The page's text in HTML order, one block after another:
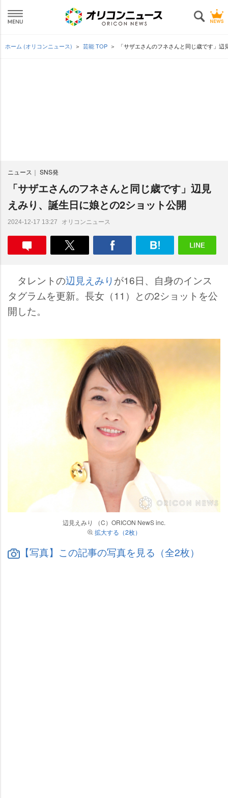
ホーム (オリコンニュース) 芸能 TOP 「サザエさんのフネさんと同じ歳です」
ニュース SNS発
「サザエさんのフネさんと同じ歳です」辺見
えみり、誕生日に娘との2ショット公開
2024-12-17 13:27 オリコンニュース
タレントの辺見えみりが16日、自身のインス
タグラムを更新。長女（11）との2ショットを公
開した。
辺見えみり （C）ORICON NewS inc.
拡大する（2枚）
【写真】この記事の写真を見る（全2枚）